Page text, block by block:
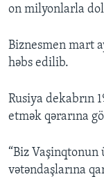
on milyonlarla
Biznesmen mart
həbs edilib.
Rusiya dekabrın
etmək qərarına
“Biz Vaşinqtonun
vətəndaşlarına